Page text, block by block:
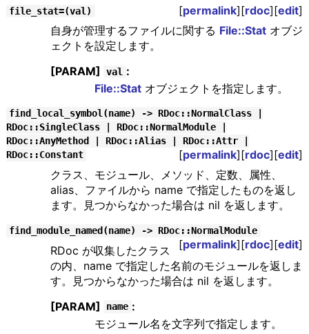
file_stat=(val) [permalink][rdoc][edit]
自身が管理するファイルに関する File::Statオブジ
ェクトを設定します。
[PARAM]
val :
File::Statオブジェクトを指定します。
find_local_symbol(name) -> RDoc::NormalClass |
RDoc::SingleClass | RDoc::NormalModule |
RDoc::AnyMethod | RDoc::Alias | RDoc::Attr |
RDoc::Constant
[permalink][rdoc][edit]
クラス、モジュール、メソッド、定数、属性、
alias、ファイルから name で指定したものを返し
ます。見つからなかった場合は nil を返します。
find_module_named(name) -> RDoc::NormalModule
[permalink][rdoc][edit]
RDoc が収集したクラス
の内、name で指定した名前のモジュールを返しま
す。見つからなかった場合は nil を返します。
[PARAM]
name :
モジュール名を文字列で指定します。